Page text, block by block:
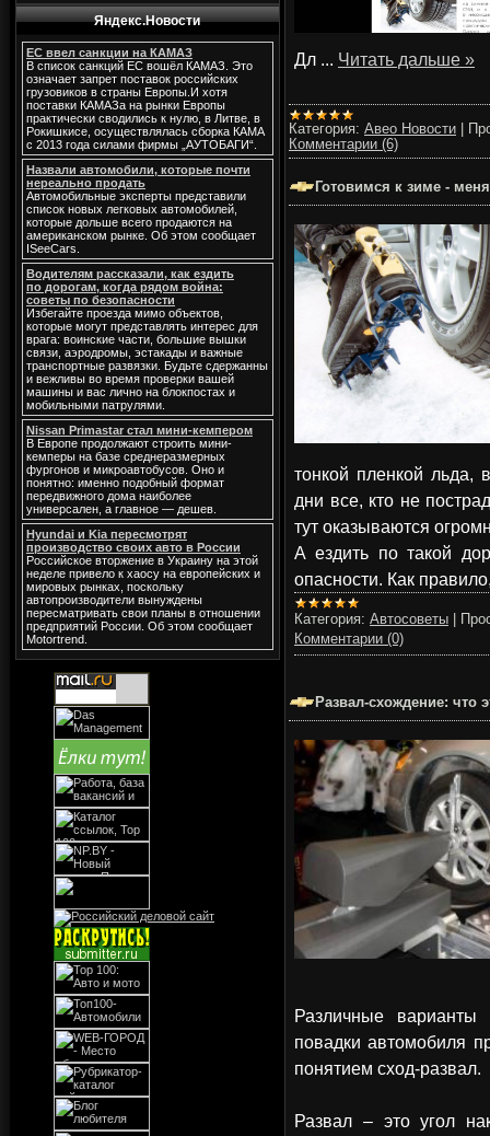
Яндекс.Новости
ЕС ввел санкции на КАМАЗ
В список санкций ЕС вошёл КАМАЗ. Это
означает запрет поставок российских
грузовиков в страны Европы.И хотя
поставки КАМАЗа на рынки Европы
практически сводились к нулю, в Литве, в
Рокишкисе, осуществлялась сборка КАМА
с 2013 года силами фирмы „АУТОБАГИ“.
Назвали автомобили, которые почти
нереально продать
Автомобильные эксперты представили
список новых легковых автомобилей,
которые дольше всего продаются на
американском рынке. Об этом сообщает
ISeeCars.
Водителям рассказали, как ездить
по дорогам, когда рядом война:
советы по безопасности
Избегайте проезда мимо объектов,
которые могут представлять интерес для
врага: воинские части, большие вышки
связи, аэродромы, эстакады и важные
транспортные развязки. Будьте сдержанны
и вежливы во время проверки вашей
машины и вас лично на блокпостах и
мобильными патрулями.
Nissan Primastar стал мини-кемпером
В Европе продолжают строить мини-
кемперы на базе среднеразмерных
фургонов и микроавтобусов. Оно и
понятно: именно подобный формат
передвижного дома наиболее
универсален, а главное — дешев.
Hyundai и Kia пересмотрят
производство своих авто в России
Российское вторжение в Украину на этой
неделе привело к хаосу на европейских и
мировых рынках, поскольку
автопроизводители вынуждены
пересматривать свои планы в отношении
предприятий России. Об этом сообщает
Motortrend.
Дл ... Читать дальше »
Категория: Авео Новости
Комментарии (6)
Готовимся к зиме -
тонкой пленкой льда,
дни все, кто не
тут оказываются
А ездить по такой
опасности. Как
Категория: Автосоветы
Комментарии (0)
Развал-схождение: что
Различные варианты
повадки автомобиля
понятием сход-развал.
Развал – это угол